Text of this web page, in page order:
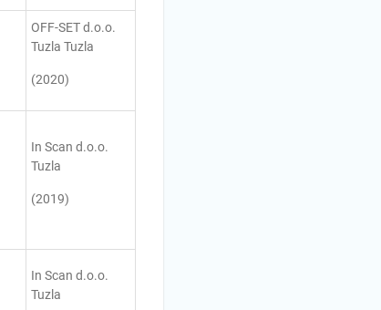
OFF-SET d.o.o.
Tuzla Tuzla
(2020)
In Scan d.o.o.
Tuzla
(2019)
In Scan d.o.o.
Tuzla